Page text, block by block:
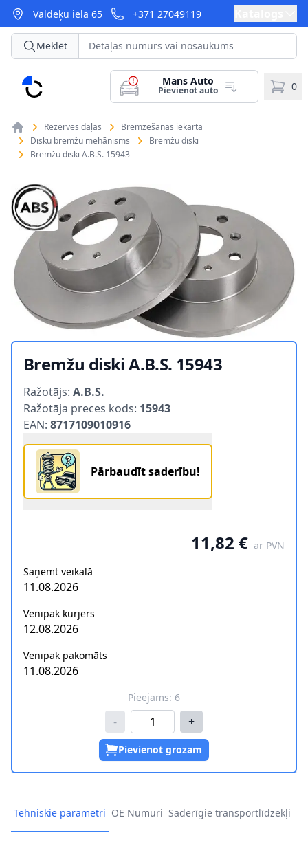
Valdeķu iela 65 +371 27049119
CarParts
Meklēt
Mans Auto
Pievienot auto 0
Rezerves daļas
Bremzēšanas iekārta
Disku bremžu mehānisms
Bremžu diski
Bremžu diski A.B.S. 15943
Bremžu diski A.B.S. 15943
Product information
Ražotājs: A.B.S.
Ražotāja preces kods: 15943
EAN: 8717109010916
Pārbaudīt saderību!
11,82 € ar PVN
Saņemt veikalā
11.08.2026
Venipak kurjers
12.08.2026
Venipak pakomāts
11.08.2026
Pieejams: 6
- +
Pievienot grozam
Tehniskie parametri OE Numuri Saderīgie transportlīdzekļi